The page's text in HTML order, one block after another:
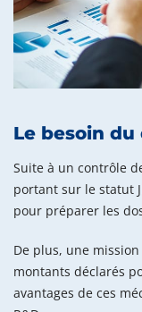
Le besoin
Suite à un contrôle
portant sur le statut
pour préparer les
De plus, une
montants déclarés
avantages de ces